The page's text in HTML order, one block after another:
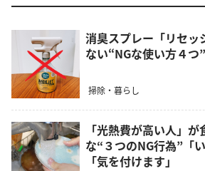
消臭スプレー「リセッ
ない“NGな使い方４つ
掃除・暮らし
「光熱費が高い人」
な“３つのNG行為”「
「気を付けます」